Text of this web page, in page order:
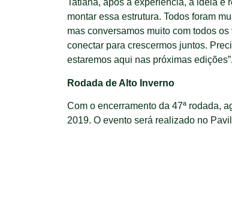
Tatiana, após a experiência, a ideia é
montar essa estrutura. Todos foram
mas conversamos muito com todos
conectar para crescermos juntos.
estaremos aqui nas próximas
Rodada de Alto Inverno
Com o encerramento da 47ª rodada,
2019. O evento será realizado no